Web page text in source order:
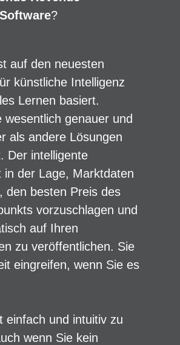
?
auf den neuesten
künstliche Intelligenz
Lernen basiert.
wesentlich genauer und
als andere Lösungen
Der intelligente
in der Lage, Marktdaten
den besten Preis des
vorzuschlagen und
auf Ihren
zu veröffentlichen. Sie
eingreifen, wenn Sie es
einfach und intuitiv zu
wenn Sie kein